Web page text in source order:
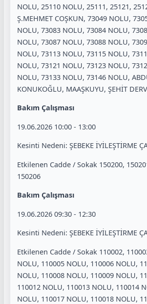
NOLU, 25110 NOLU, 25111, 25121,
Ş.MEHMET COŞKUN, 73049 NOLU,
NOLU, 73083 NOLU, 73084 NOLU,
NOLU, 73087 NOLU, 73088 NOLU,
NOLU, 73113 NOLU, 73115 NOLU,
NOLU, 73121 NOLU, 73123 NOLU,
NOLU, 73133 NOLU, 73146 NOLU,
KONUKOĞLU, MAAŞKUYU, ŞEHİT
Bakım Çalışması
19.06.2026 10:00 - 13:00
Kesinti Nedeni: ŞEBEKE İYİLEŞTİRME
Etkilenen Cadde / Sokak 150200,
150206
Bakım Çalışması
19.06.2026 09:30 - 12:30
Kesinti Nedeni: ŞEBEKE İYİLEŞTİRME
Etkilenen Cadde / Sokak 110002,
NOLU, 110005 NOLU, 110006 NOLU,
NOLU, 110008 NOLU, 110009 NOLU,
110012 NOLU, 110013 NOLU, 110014
NOLU, 110017 NOLU, 110018 NOLU,